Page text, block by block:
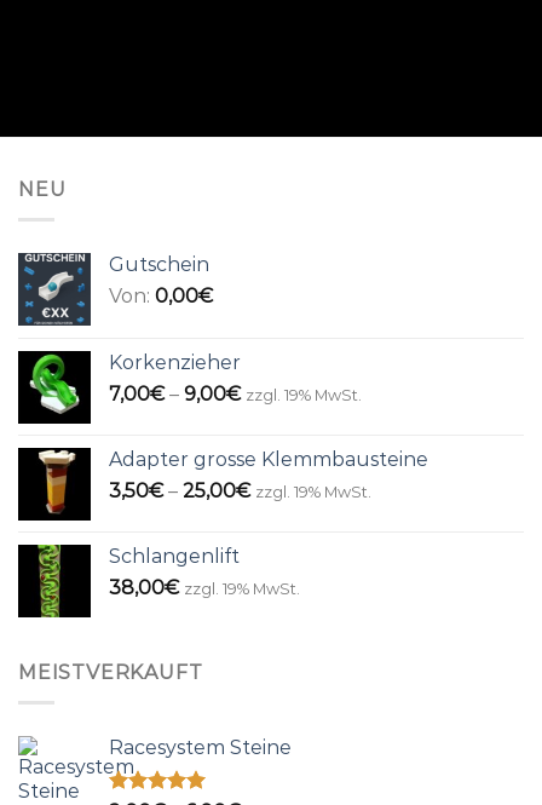
NEU
Gutschein
Von: 0,00€
Korkenzieher
7,00€ – 9,00€Preisspanne:
9,00€
zzgl. 19% MwSt.
Adapter grosse Klemmbausteine
3,50€ – 25,00€Preisspanne:
zzgl. 19% MwSt.
Schlangenlift
38,00€ zzgl. 19% MwSt.
MEISTVERKAUFT
Racesystem Steine